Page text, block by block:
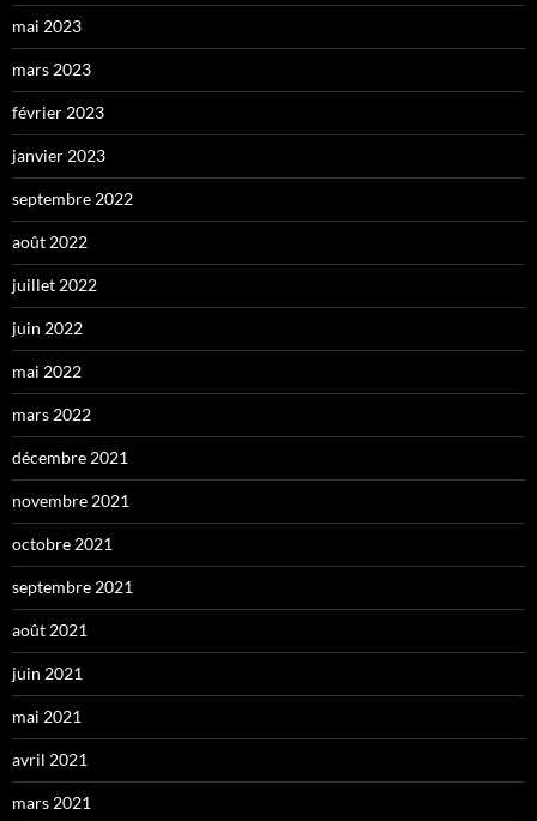
mai 2023
mars 2023
février 2023
janvier 2023
septembre 2022
août 2022
juillet 2022
juin 2022
mai 2022
mars 2022
décembre 2021
novembre 2021
octobre 2021
septembre 2021
août 2021
juin 2021
mai 2021
avril 2021
mars 2021